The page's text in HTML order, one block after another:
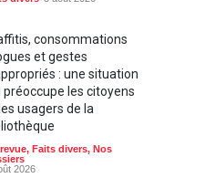
consommations
et gestes
: une situation
préoccupe les citoyens
usagers de la
, Faits divers, Nos
2026